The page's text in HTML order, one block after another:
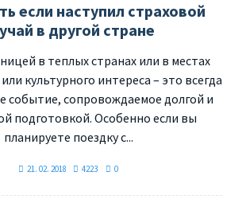
если наступил страховой
в другой стране
в теплых странах или в местах
культурного интереса – это всегда
событие, сопровождаемое долгой и
подготовкой. Особенно если вы
планируете поездку с...
21. 02. 2018 4223 0